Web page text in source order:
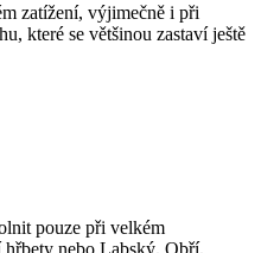
zatížení, výjimečně i při
které se většinou zastaví ještě
pouze při velkém